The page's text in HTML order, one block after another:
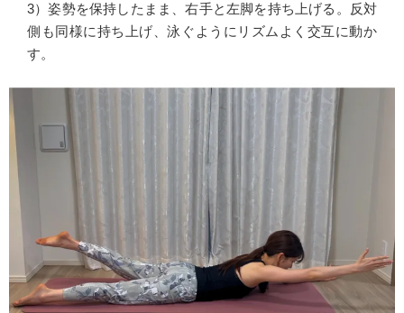
3）姿勢を保持したまま、右手と左脚を持ち上げる。反対
側も同様に持ち上げ、泳ぐようにリズムよく交互に動か
す。